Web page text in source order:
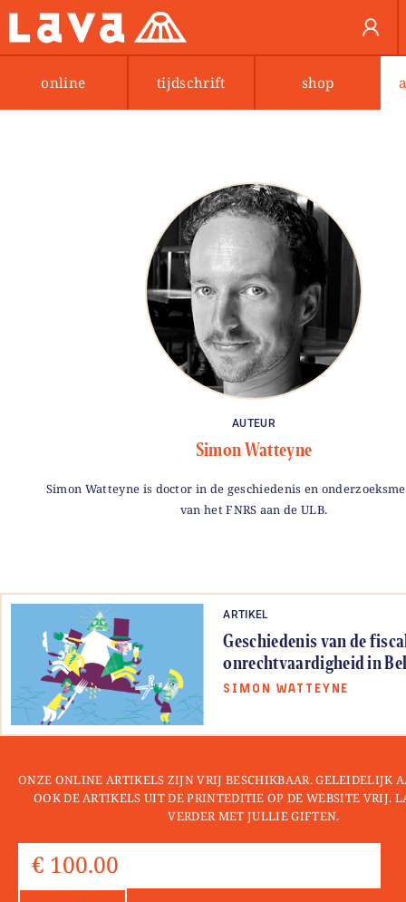
online tijdschrift shop
AUTEUR
Simon Watteyne
Simon Watteyne is doctor in de geschiedenis en
van het FNRS aan de ULB.
ARTIKEL
Geschiedenis van de
onrechtvaardigheid in
SIMON WATTEYNE
ONZE ONLINE ARTIKELS ZIJN VRIJ BESCHIKBAAR. GELEIDELIJK
OOK DE ARTIKELS UIT DE PRINTEDITIE OP DE WEBSITE VRIJ.
VERDER MET JULLIE GIFTEN.